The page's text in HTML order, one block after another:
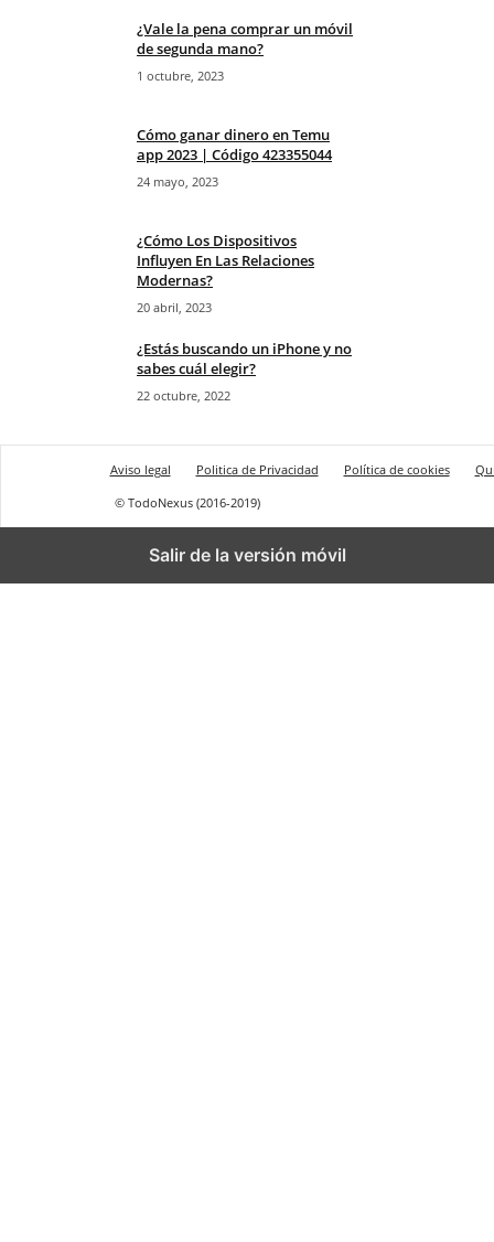
¿Vale la pena comprar un móvil
de segunda mano?
1 octubre, 2023
Cómo ganar dinero en Temu
app 2023 | Código 423355044
24 mayo, 2023
¿Cómo Los Dispositivos
Influyen En Las Relaciones
Modernas?
20 abril, 2023
¿Estás buscando un iPhone y no
sabes cuál elegir?
22 octubre, 2022
Aviso legal Politica de Privacidad Política de cookies
© TodoNexus (2016-2019)
Salir de la versión móvil